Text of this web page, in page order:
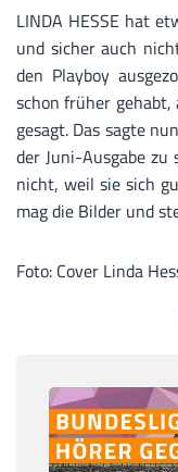
LINDA HESSE hat
und sicher auch
den Playboy
schon früher
gesagt. Das sagte
der Juni-Ausgabe zu
nicht, weil sie sich
mag die Bilder und
Foto: Cover Linda